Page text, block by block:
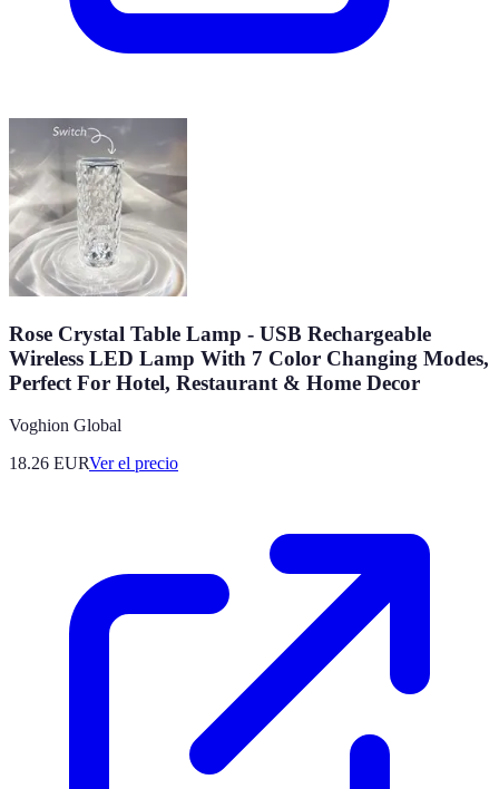
Rose Crystal Table Lamp - USB Rechargeable
Wireless LED Lamp With 7 Color Changing Modes,
Perfect For Hotel, Restaurant & Home Decor
Voghion Global
18.26 EURVer el precio